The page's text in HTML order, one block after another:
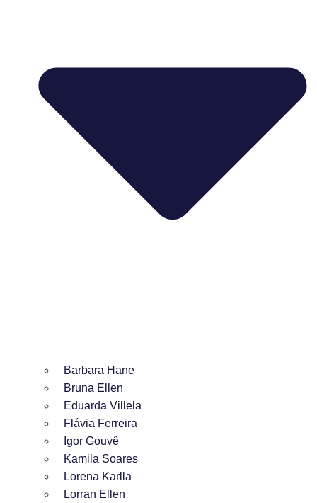
Barbara Hane
Bruna Ellen
Eduarda Villela
Flávia Ferreira
Igor Gouvê
Kamila Soares
Lorena Karlla
Lorran Ellen